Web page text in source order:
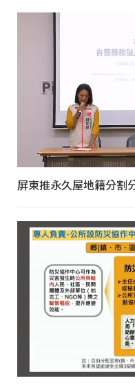
屏東推永久屋地籍分割